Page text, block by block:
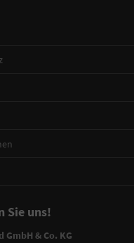
Sie uns!
& Co. KG